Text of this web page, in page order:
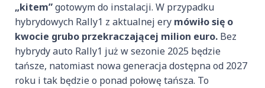
„kitem”gotowym do instalacji. W przypadku
hybrydowych Rally1 z aktualnej ery mówiło się o
kwocie grubo przekraczającej milion euro. Bez
hybrydy auto Rally1 już w sezonie 2025 będzie
tańsze, natomiast nowa generacja dostępna od 2027
roku i tak będzie o ponad połowę tańsza. To